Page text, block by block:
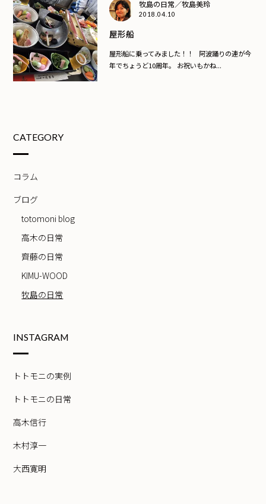
牧島の日常／牧島美玲
2018.04.10
屋形船
屋形船に乗ってみました！！ 阿波踊りの連が今
年でちょうど10周年。 お祝いもかね...
CATEGORY
コラム
ブログ
totomoni blog
高木の日常
齊藤の日常
KIMU-WOOD
牧島の日常
INSTAGRAM
トトモニの実例
トトモニの日常
高木信行
木村淳一
大西寛明